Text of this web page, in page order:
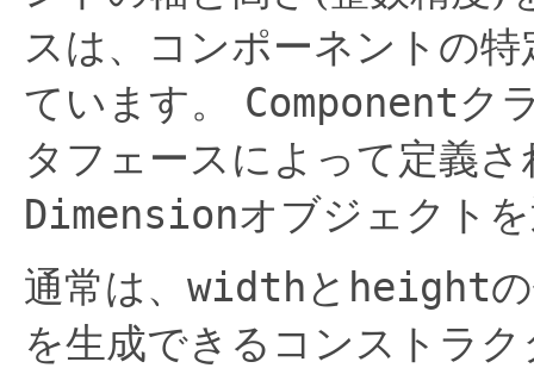
スは、コンポーネントの
ています。
Componentク
タフェースによって定義
Dimensionオブジェクト
通常は、 width と height
を生成できるコンストラ